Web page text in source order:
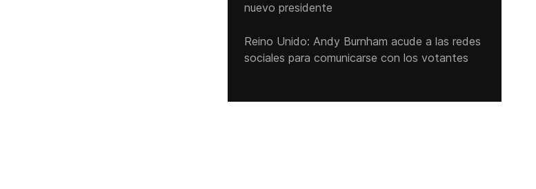
nuevo presidente
Reino Unido: Andy ‌Burnham acude a las redes
sociales para comunicarse con los votantes